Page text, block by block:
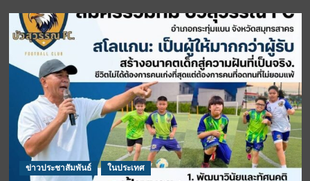
ข่าวประชาสัมพันธ์ ในประเทศ